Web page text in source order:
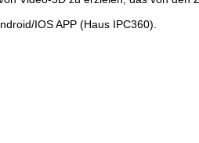
IOS APP (Haus IPC360).